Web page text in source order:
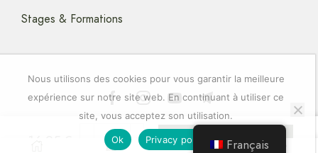
Ajouter Au Panier
Stages & Formations
Copyright © 2024 artstella-Elixirs-Floraux
Français
Nous utilisons des cookies pour vous garantir la meilleure
expérience sur notre site web. En continuant à utiliser ce
site, vous acceptez son utilisation.
Ok Privacy policy